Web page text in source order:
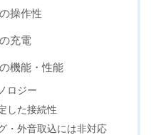
操作性
充電
機能・性能
ロジー
した接続性
・外音取込には非対応